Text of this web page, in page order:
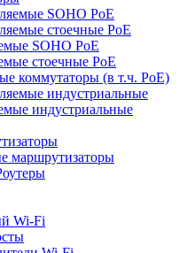
SOHO PoE
стоечные PoE
SOHO PoE
стоечные PoE
коммутаторы (в т.ч. РоЕ)
индустриальные
индустриальные
маршрутизаторы
Wi-Fi